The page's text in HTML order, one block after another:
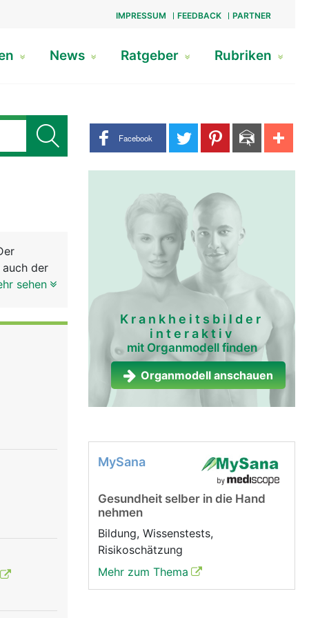
IMPRESSUM FEEDBACK PARTNER
News Ratgeber Rubriken
Share buttons
Facebook
der
sehen
Krankheitsbilder
interaktiv
mit Organmodell finden
Organmodell anschauen
MySana
Gesundheit selber in die Hand
nehmen
Bildung, Wissenstests,
Risikoschätzung
Mehr zum Thema